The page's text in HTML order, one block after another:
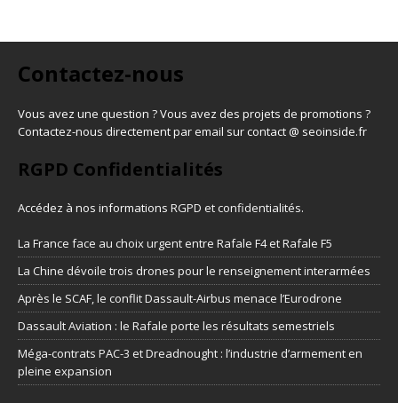
Contactez-nous
Vous avez une question ? Vous avez des projets de promotions ?
Contactez-nous directement par email sur contact @ seoinside.fr
RGPD Confidentialités
Accédez à nos informations RGPD et confidentialités.
La France face au choix urgent entre Rafale F4 et Rafale F5
La Chine dévoile trois drones pour le renseignement interarmées
Après le SCAF, le conflit Dassault-Airbus menace l’Eurodrone
Dassault Aviation : le Rafale porte les résultats semestriels
Méga-contrats PAC-3 et Dreadnought : l’industrie d’armement en
pleine expansion